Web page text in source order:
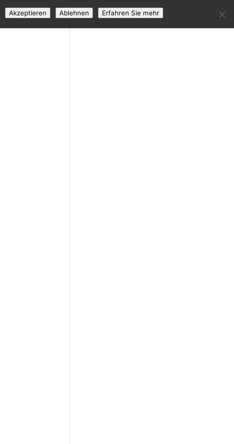
Akzeptieren Ablehnen Erfahren Sie mehr